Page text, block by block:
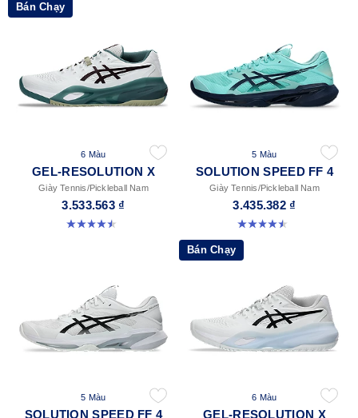
Bán Chạy
6 Màu
GEL-RESOLUTION X
Giày Tennis/Pickleball Nam
3.533.563 ₫
4.5 trong số 5 sao. 225 đánh giá
5 Màu
SOLUTION SPEED FF 4
Giày Tennis/Pickleball Nam
3.435.382 ₫
4.5 trong số 5 sao. 41 đánh giá
5 Màu
SOLUTION SPEED FF 4
Bán Chạy
6 Màu
GEL-RESOLUTION X